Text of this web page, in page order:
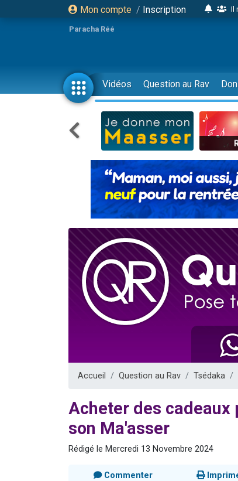
Mon compte / Inscription
Il
2
6
2
17
4
Il
Eva
4
3
3
2
13
Il
29
Paracha Réé
Vidéos Question au Rav
Accueil Question au Rav Tsédaka
Acheter des cadeaux
son Ma'asser
Rédigé le Mercredi 13 Novembre 2024
Commenter